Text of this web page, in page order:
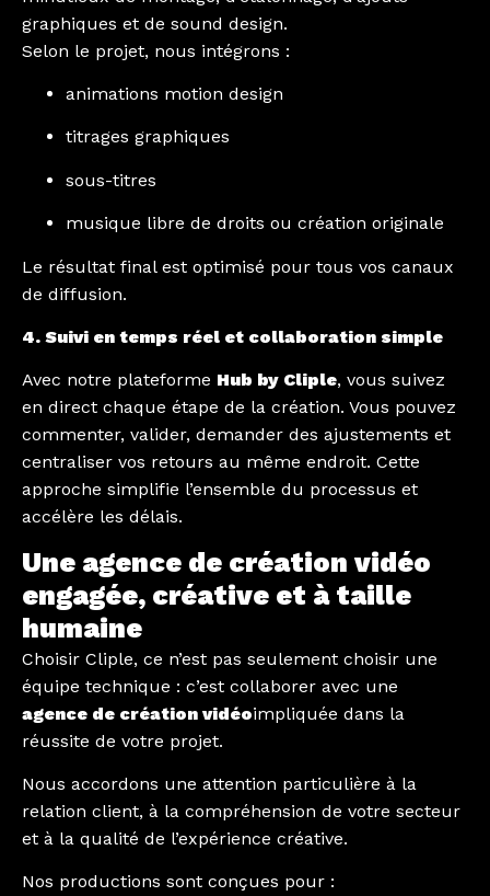
graphiques et de sound design.
Selon le projet, nous intégrons :
animations motion design
titrages graphiques
sous-titres
musique libre de droits ou création originale
Le résultat final est optimisé pour tous vos canaux
de diffusion.
4. Suivi en temps réel et collaboration simple
Avec notre plateforme Hub by Cliple, vous suivez
en direct chaque étape de la création. Vous pouvez
commenter, valider, demander des ajustements et
centraliser vos retours au même endroit. Cette
approche simplifie l’ensemble du processus et
accélère les délais.
Une agence de création vidéo
engagée, créative et à taille
humaine
Choisir Cliple, ce n’est pas seulement choisir une
équipe technique : c’est collaborer avec une
agence de création vidéoimpliquée dans la
réussite de votre projet.
Nous accordons une attention particulière à la
relation client, à la compréhension de votre secteur
et à la qualité de l’expérience créative.
Nos productions sont conçues pour :